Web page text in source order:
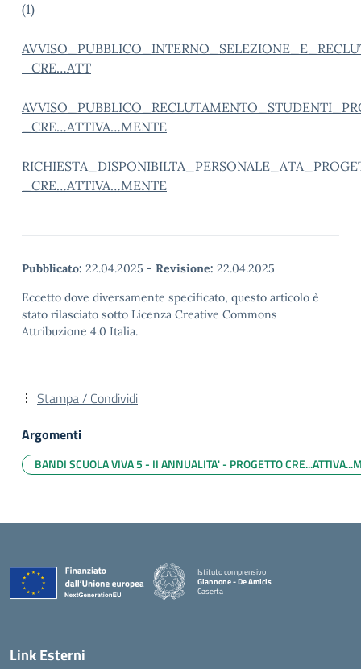
(1)
_CRE…ATT
_CRE…ATTIVA…MENTE
_CRE…ATTIVA…MENTE
Pubblicato: 22.04.2025 - Revisione: 22.04.2025
Eccetto dove diversamente specificato, questo articolo è
stato rilasciato sotto Licenza Creative Commons
Attribuzione 4.0 Italia.
Stampa / Condividi
Argomenti
BANDI SCUOLA VIVA 5 - II ANNUALITA' - PROGETTO
Istituto comprensivo
Giannone - De Amicis
Caserta
Link Esterni